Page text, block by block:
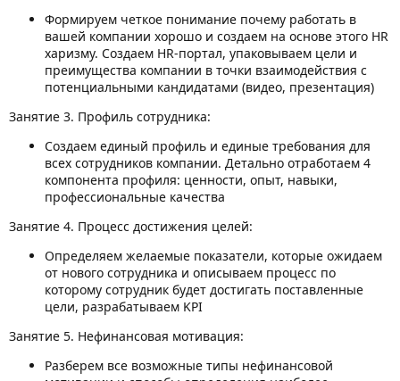
Формируем четкое понимание почему работать в
вашей компании хорошо и создаем на основе этого HR
харизму. Создаем HR-портал, упаковываем цели и
преимущества компании в точки взаимодействия с
потенциальными кандидатами (видео, презентация)
Занятие 3. Профиль сотрудника:
Создаем единый профиль и единые требования для
всех сотрудников компании. Детально отработаем 4
компонента профиля: ценности, опыт, навыки,
профессиональные качества
Занятие 4. Процесс достижения целей:
Определяем желаемые показатели, которые ожидаем
от нового сотрудника и описываем процесс по
которому сотрудник будет достигать поставленные
цели, разрабатываем KPI
Занятие 5. Нефинансовая мотивация:
Разберем все возможные типы нефинансовой